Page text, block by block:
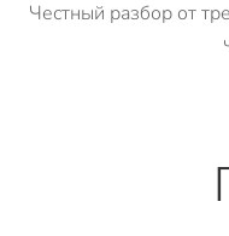
Честный разбор от